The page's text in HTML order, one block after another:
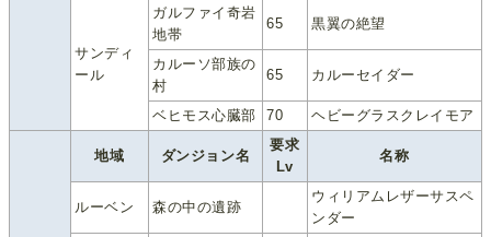
サンディ
ール
ガルファイ奇岩
地帯
65 黒翼の絶望
カルーソ部族の
村
65 カルーセイダー
ベヒモス心臓部 70 ヘビーグラスクレイモア
地域 ダンジョン名
要求
Lv
名称
ルーベン 森の中の遺跡
ウィリアムレザーサスペ
ンダー